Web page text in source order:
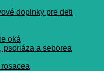
doplnky pre deti
oká
psoriáza a seborea